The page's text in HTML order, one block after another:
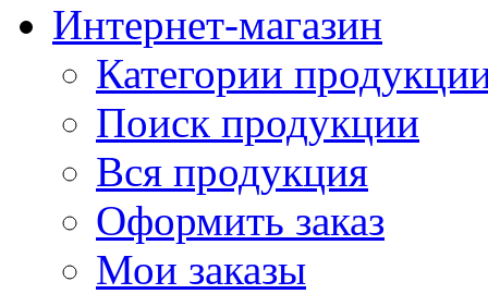
Интернет-магазин
Категории
Поиск продукции
Вся продукция
Оформить заказ
Мои заказы